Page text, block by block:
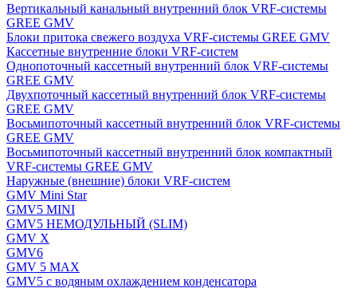
Вертикальный канальный внутренний блок VRF-системы
GREE GMV
Блоки притока свежего воздуха VRF-системы GREE GMV
Кассетные внутренние блоки VRF-систем
Однопоточный кассетный внутренний блок VRF-системы
GREE GMV
Двухпоточный кассетный внутренний блок VRF-системы
GREE GMV
Восьмипоточный кассетный внутренний блок VRF-системы
GREE GMV
Восьмипоточный кассетный внутренний блок компактный
VRF-системы GREE GMV
Наружные (внешние) блоки VRF-систем
GMV Mini Star
GMV5 MINI
GMV5 НЕМОДУЛЬНЫЙ (SLIM)
GMV X
GMV6
GMV 5 MAX
GMV5 с водяным охлаждением конденсатора